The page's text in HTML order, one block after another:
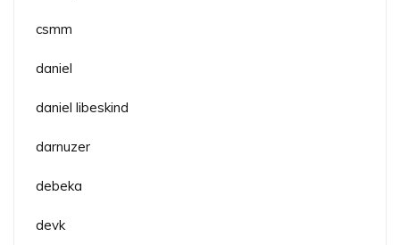
csmm
daniel
daniel libeskind
darnuzer
debeka
devk